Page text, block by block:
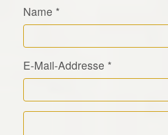
Name *
E-Mail-Addresse *
Kommentar Text